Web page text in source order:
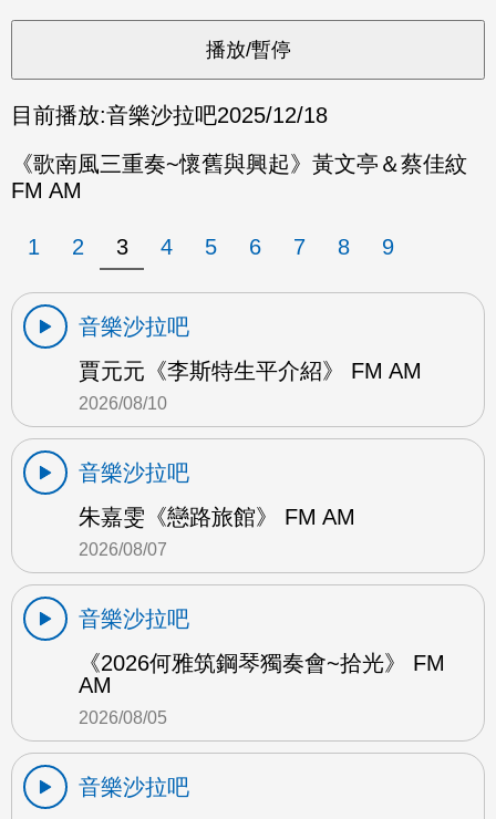
目前播放:音樂沙拉吧2025/12/18
《歌南風三重奏~懷舊與興起》黃文亭＆蔡佳紋
FM AM
1 2 3 4 5 6 7 8 9
音樂沙拉吧
賈元元《李斯特生平介紹》 FM AM
2026/08/10
音樂沙拉吧
朱嘉雯《戀路旅館》 FM AM
2026/08/07
音樂沙拉吧
《2026何雅筑鋼琴獨奏會~拾光》 FM
AM
2026/08/05
音樂沙拉吧